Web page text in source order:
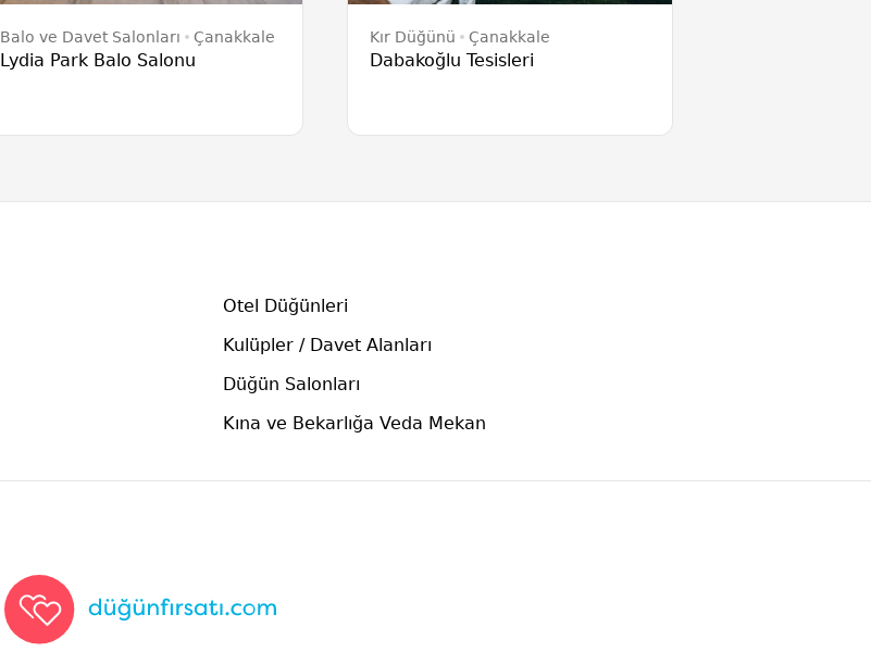
Balo ve Davet Salonları Çanakkale
Lydia Park Balo Salonu
Kır Düğünü Çanakkale
Dabakoğlu Tesisleri
Otel Düğünleri
Kulüpler / Davet Alanları
Düğün Salonları
Kına ve Bekarlığa Veda Mekan